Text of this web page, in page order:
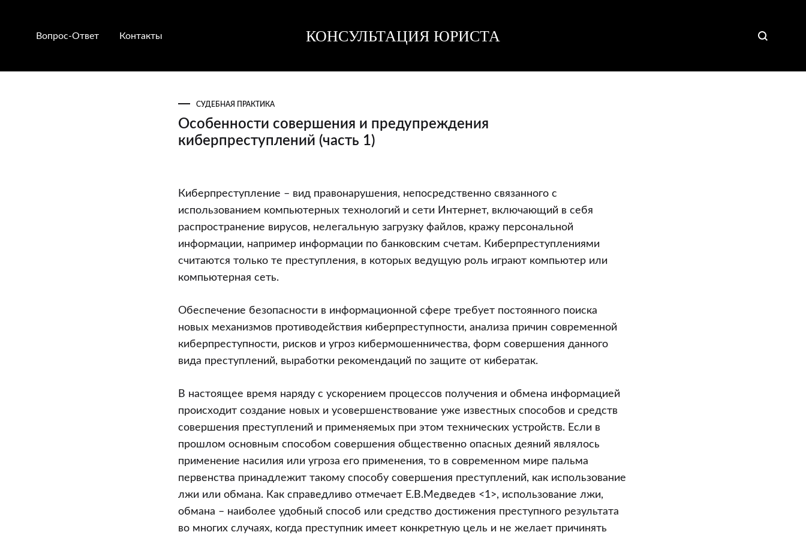
Вопрос-Ответ Контакты КОНСУЛЬТАЦИЯ ЮРИСТА
юриста
юриста
СУДЕБНАЯ ПРАКТИКА
Особенности совершения и предупреждения
киберпреступлений (часть 1)
Особенности
совершения
и
предупреждения
киберпреступлений
(часть
Киберпреступление – вид правонарушения, непосредственно связанного с
использованием компьютерных технологий и сети Интернет, включающий в себя
распространение вирусов, нелегальную загрузку файлов, кражу персональной
информации, например информации по банковским счетам. Киберпреступлениями
считаются только те преступления, в которых ведущую роль играют компьютер или
компьютерная сеть.
Обеспечение безопасности в информационной сфере требует постоянного поиска
новых механизмов противодействия киберпреступности, анализа причин современной
киберпреступности, рисков и угроз кибермошенничества, форм совершения данного
вида преступлений, выработки рекомендаций по защите от кибератак.
В настоящее время наряду с ускорением процессов получения и обмена информацией
происходит создание новых и усовершенствование уже известных способов и средств
совершения преступлений и применяемых при этом технических устройств. Если в
прошлом основным способом совершения общественно опасных деяний являлось
применение насилия или угроза его применения, то в современном мире пальма
первенства принадлежит такому способу совершения преступлений, как использование
лжи или обмана. Как справедливо отмечает Е.В.Медведев <1>, использование лжи,
обмана – наиболее удобный способ или средство достижения преступного результата
во многих случаях, когда преступник имеет конкретную цель и не желает причинять